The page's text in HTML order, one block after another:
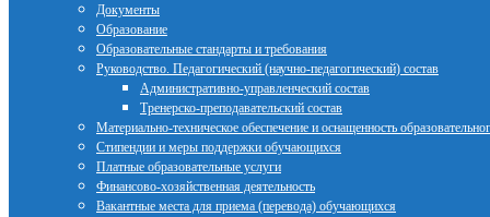
Документы
Образование
Образовательные стандарты и требования
Руководство. Педагогический (научно-педагогический) состав
Административно-управленческий состав
Тренерско-преподавательский состав
Материально-техническое обеспечение и оснащенность
Стипендии и меры поддержки обучающихся
Платные образовательные услуги
Финансово-хозяйственная деятельность
Вакантные места для приема (перевода) обучающихся